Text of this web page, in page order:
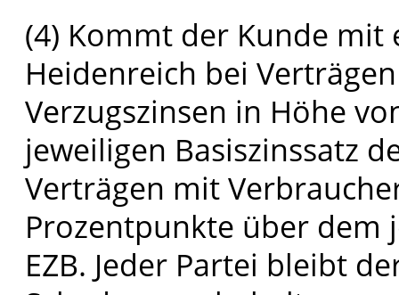
(4) Kommt der Kunde mit
Heidenreich bei
Verzugszinsen in Höhe
jeweiligen Basiszinssatz
Verträgen mit
Prozentpunkte über dem
EZB. Jeder Partei bleibt